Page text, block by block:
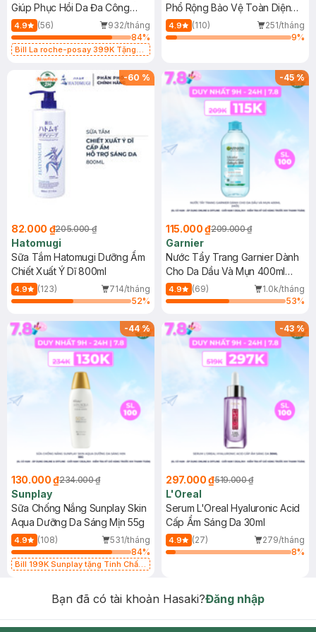
Giúp Phục Hồi Da Đa Công
Dụng 40ml
4.9 (56)
932/tháng
84%
Bill La roche-posay 399K Tặng
(SL có hạn)
Phổ Rộng Bảo Vệ Toàn Diện
40ml
4.9 (110)
251/tháng
9%
-60 %
82.000 ₫205.000 ₫
Hatomugi
Sữa Tắm Hatomugi Dưỡng Ẩm
Chiết Xuất Ý Dĩ 800ml
4.9 (123)
714/tháng
52%
-45%
115.000 ₫209.000 ₫
Garnier
Nước Tẩy Trang Garnier Dành
Cho Da Dầu Và Mụn 400ml
(Mới)
4.9 (69)
1.0k/tháng
53%
-44%
130.000 ₫234.000 ₫
Sunplay
Sữa Chống Nắng Sunplay Skin
Aqua Dưỡng Da Sáng Mịn 55g
4.9 (108)
531/tháng
84%
Bill 199K Sunplay tặng Tinh Chất
-43%
297.000 ₫519.000 ₫
L'Oreal
Serum L'Oreal Hyaluronic Acid
Cấp Ẩm Sáng Da 30ml
4.9 (27)
279/tháng
8%
Bạn đã có tài khoản Hasaki?Đăng nhập